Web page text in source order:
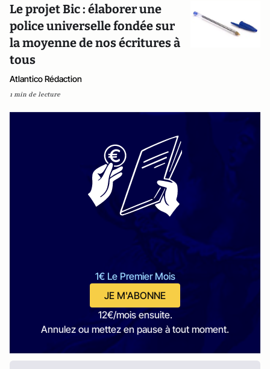
Le projet Bic : élaborer une
police universelle fondée sur
la moyenne de nos écritures à
tous
Atlantico Rédaction
1 min de lecture
1€ Le Premier Mois
JE M'ABONNE
12€/mois ensuite.
Annulez ou mettez en pause à tout moment.